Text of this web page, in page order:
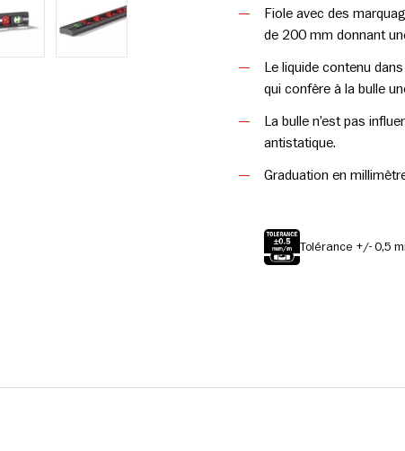
Charger la photo 5 en mode galerie
Charger la photo 6 en mode galerie
Fiole avec des
de 200 mm donnant
Le liquide contenu
qui confère à la bulle
La bulle n’est pas
antistatique.
Graduation en
Tolérance +/- 0,5